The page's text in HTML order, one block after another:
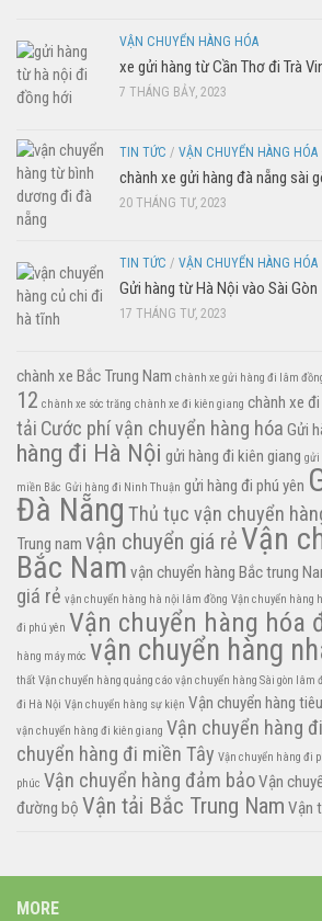
VẬN CHUYỂN HÀNG HÓA
xe gửi hàng từ Cần Thơ đi Trà
7 THÁNG BẢY, 2023
TIN TỨC / VẬN CHUYỂN HÀNG HÓA
chành xe gửi hàng đà nẵng sài
20 THÁNG TƯ, 2023
TIN TỨC / VẬN CHUYỂN HÀNG HÓA
Gửi hàng từ Hà Nội vào Sài Gòn
17 THÁNG TƯ, 2023
chành xe Bắc Trung Nam chành xe gửi hàng đi lâm
12 chành xe sóc trăng chành xe đi kiên giang chành xe đi
tải Cước phí vận chuyển hàng hóa Gửi
hàng đi Hà Nội gửi hàng đi kiên giang gửi
miền Bắc Gửi hàng đi Ninh Thuận gửi hàng đi phú yên
Đà Nẵng Thủ tục vận chuyển
Trung nam vận chuyển giá rẻVận
Bắc Nam vận chuyển hàng Bắc trung
giá rẻ vận chuyển hàng hà nội lâm đồng Vận chuyển hàng
đi phú yên Vận chuyển hàng hóa
hàng máy móc vận chuyển hàng
thất Vận chuyển hàng quảng cáo vận chuyển hàng Sài gòn lâm
đi Hà Nội Vận chuyển hàng sự kiện Vận chuyển hàng
vận chuyển hàng đi kiên giang Vận chuyển hàng
chuyển hàng đi miền Tây Vận chuyển hàng đi
phúc Vận chuyển hàng đảm bảoVận
đường bộ Vận tải Bắc Trung Nam Vận
MORE